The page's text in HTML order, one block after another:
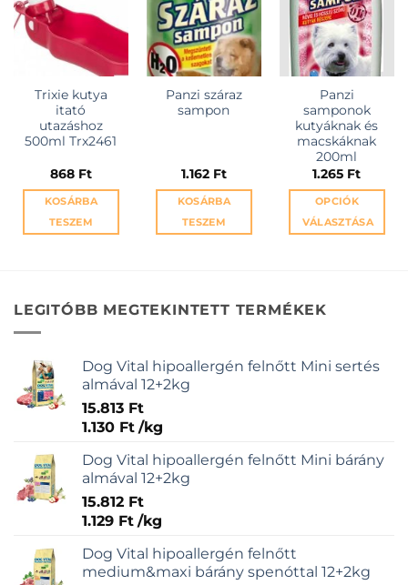
Trixie kutya
itató
utazáshoz
500ml Trx2461
868 Ft
KOSÁRBA
TESZEM
Panzi száraz
sampon
1.162 Ft
KOSÁRBA
TESZEM
Panzi
samponok
kutyáknak és
macskáknak
200ml
1.265 Ft
OPCIÓK
VÁLASZTÁSA
ki
LEGITÓBB MEGTEKINTETT TERMÉKEK
Dog Vital hipoallergén felnőtt Mini sertés
almával 12+2kg
15.813 Ft
1.130 Ft /kg
Dog Vital hipoallergén felnőtt Mini bárány
almával 12+2kg
15.812 Ft
1.129 Ft /kg
Dog Vital hipoallergén felnőtt
medium&maxi bárány spenóttal 12+2kg